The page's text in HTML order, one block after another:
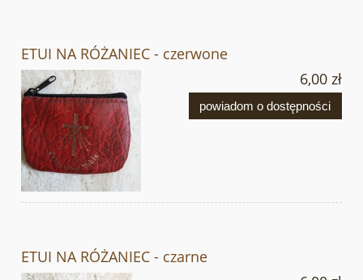
ETUI NA RÓŻANIEC - czerwone
6,00 zł
powiadom o dostępności
ETUI NA RÓŻANIEC - czarne